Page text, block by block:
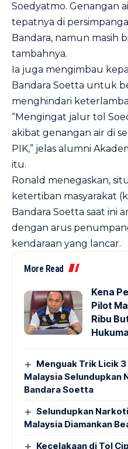
Soedyatmo. Genangan
tepatnya di
Bandara, namun masih
tambahnya.
Ia juga mengimbau
Bandara Soetta untuk
menghindari
“Mengingat jalur tol
akibat genangan air di
PIK,” jelas alumni
itu.
Ronald menegaskan,
ketertiban masyarakat
Bandara Soetta saat ini
dengan arus
kendaraan yang lancar.
More Read
Kena
Pilot
Ribu
Menguak Trik Licik
Malaysia Selundupkan
Bandara Soetta
Selundupkan
Malaysia Diamankan
Kecelakaan di Tol